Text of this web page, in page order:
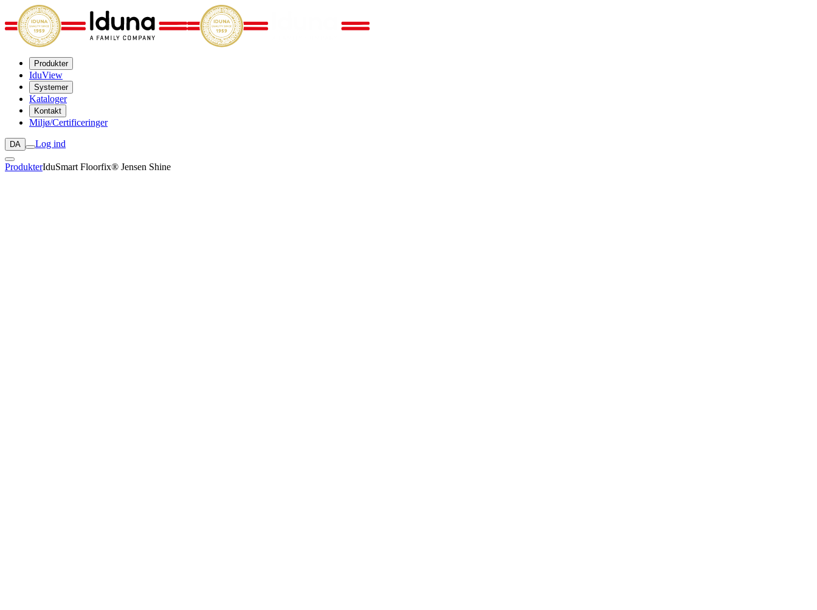
Produkter
IduView
Systemer
Kataloger
Kontakt
Miljø/Certificeringer
DA Log ind
ProdukterIduSmart Floorfix® Jensen Shine